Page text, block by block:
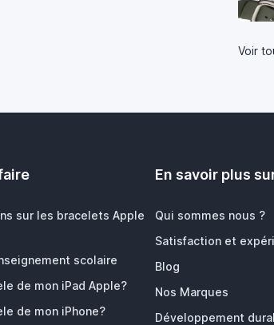
Voir
sur les bracelets Apple
scolaire
de mon iPad Apple?
de mon iPhone?
En savoir plus
Qui sommes nous ?
Satisfaction et
Blog
Nos Marques
Développement